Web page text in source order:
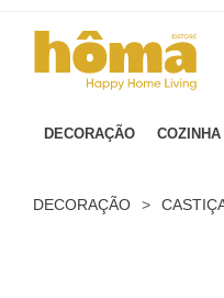
DECORAÇÃO COZINHA
DECORAÇÃO >